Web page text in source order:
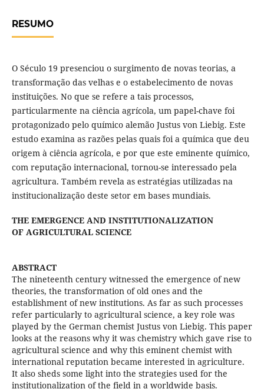
RESUMO
O Século 19 presenciou o surgimento de novas teorias, a
transformação das velhas e o estabelecimento de novas
instituições. No que se refere a tais processos,
particularmente na ciência agrícola, um papel-chave foi
protagonizado pelo químico alemão Justus von Liebig. Este
estudo examina as razões pelas quais foi a química que deu
origem à ciência agrícola, e por que este eminente químico,
com reputação internacional, tornou-se interessado pela
agricultura. Também revela as estratégias utilizadas na
institucionalização deste setor em bases mundiais.
THE EMERGENCE AND INSTITUTIONALIZATION
OF AGRICULTURAL SCIENCE
ABSTRACT
The nineteenth century witnessed the emergence of new
theories, the transformation of old ones and the
establishment of new institutions. As far as such processes
refer particularly to agricultural science, a key role was
played by the German chemist Justus von Liebig. This paper
looks at the reasons why it was chemistry which gave rise to
agricultural science and why this eminent chemist with
international reputation became interested in agriculture.
It also sheds some light into the strategies used for the
institutionalization of the field in a worldwide basis.